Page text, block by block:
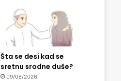
Šta se desi kad se
sretnu srodne duše?
09/08/2026